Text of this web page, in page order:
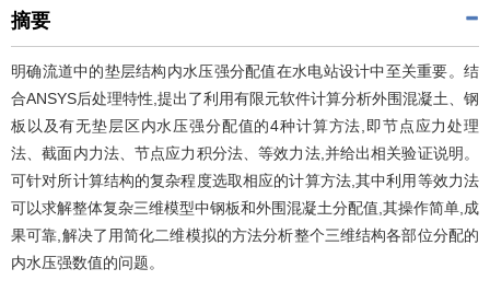
摘要
明确流道中的垫层结构内水压强分配值在水电站设计中至关重要。结
合ANSYS后处理特性,提出了利用有限元软件计算分析外围混凝土、钢
板以及有无垫层区内水压强分配值的4种计算方法,即节点应力处理
法、截面内力法、节点应力积分法、等效力法,并给出相关验证说明。
可针对所计算结构的复杂程度选取相应的计算方法,其中利用等效力法
可以求解整体复杂三维模型中钢板和外围混凝土分配值,其操作简单,成
果可靠,解决了用简化二维模拟的方法分析整个三维结构各部位分配的
内水压强数值的问题。